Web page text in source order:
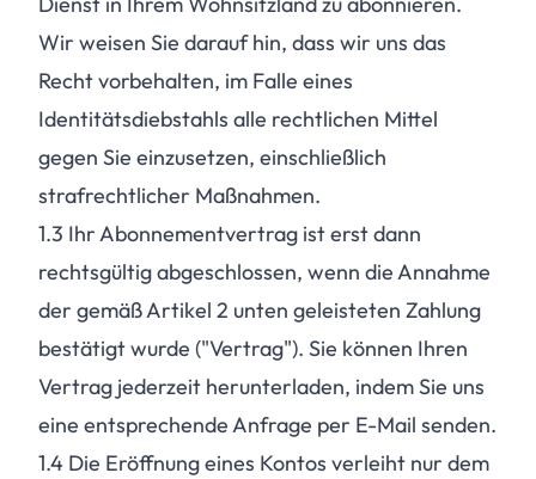
Wir weisen Sie darauf hin, dass wir uns das
Recht vorbehalten, im Falle eines
Identitätsdiebstahls alle rechtlichen Mittel
gegen Sie einzusetzen, einschließlich
strafrechtlicher Maßnahmen.
1.3 Ihr Abonnementvertrag ist erst dann
rechtsgültig abgeschlossen, wenn die Annahme
der gemäß Artikel 2 unten geleisteten Zahlung
bestätigt wurde ("Vertrag"). Sie können Ihren
Vertrag jederzeit herunterladen, indem Sie uns
eine entsprechende Anfrage per E-Mail senden.
1.4 Die Eröffnung eines Kontos verleiht nur dem